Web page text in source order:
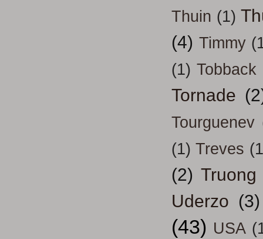
Thuin (1)
(4) Timmy
(1) Tobback
Tornade
Tourguenev
(1) Treves
(2) Truong
Uderzo (3)
(43) USA